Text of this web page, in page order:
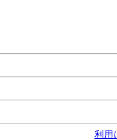
利用